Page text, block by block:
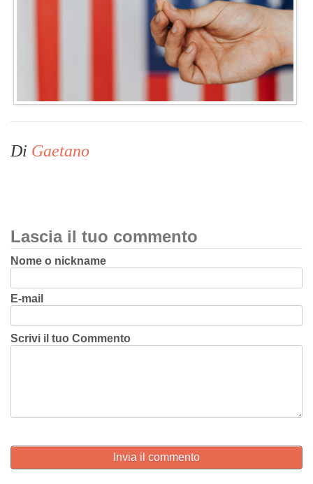
Di Gaetano
Lascia il tuo commento
Nome o nickname
E-mail
Scrivi il tuo Commento
Invia il commento